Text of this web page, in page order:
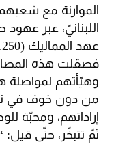
الموارنة مع
اللبنانيّ، عبر
فصقلت هذه
وهيّأتهم لمواصلة
من دون خوف في
إراداتهم، ومحبّة
ثمّ تتبخّر، حتّى